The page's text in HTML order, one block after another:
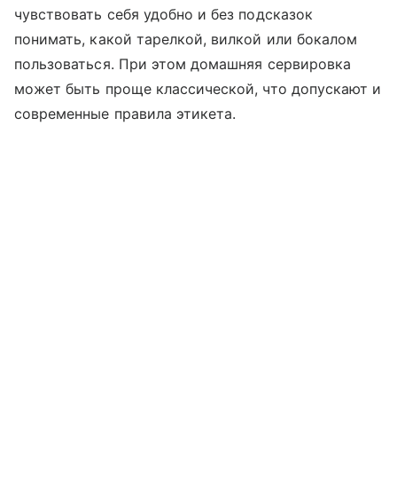
чувствовать себя удобно и без подсказок
понимать, какой тарелкой, вилкой или бокалом
пользоваться. При этом домашняя сервировка
может быть проще классической, что допускают и
современные правила этикета.